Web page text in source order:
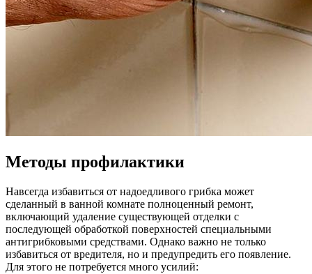
Методы профилактики
Навсегда избавиться от надоедливого грибка может
сделанный в ванной комнате полноценный ремонт,
включающий удаление существующей отделки с
последующей обработкой поверхностей специальными
антигрибковыми средствами. Однако важно не только
избавиться от вредителя, но и предупредить его появление.
Для этого не потребуется много усилий: